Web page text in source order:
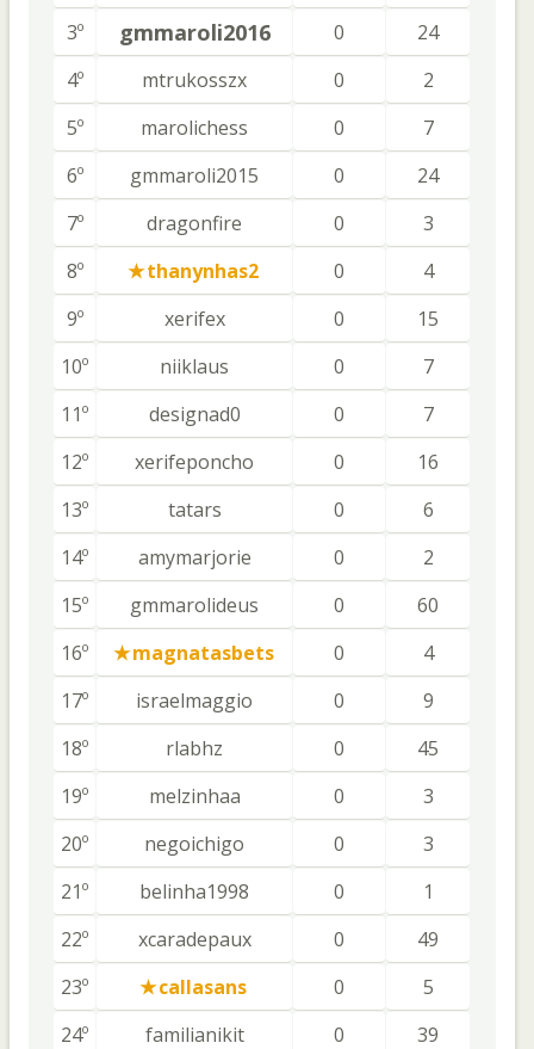
3º
gmmaroli2016 0
24
4º
mtrukosszx 0
2
5º
marolichess 0
7
6º
gmmaroli2015 0
24
7º
dragonfire 0
3
8º
thanynhas2 0
4
9º
xerifex 0
15
10º
niiklaus 0
7
11º
designad0 0
7
12º
xerifeponcho 0
16
13º
tatars 0
6
14º
amymarjorie 0
2
15º
gmmarolideus 0
60
16º
magnatasbets 0
4
17º
israelmaggio 0
9
18º
rlabhz 0
45
19º
melzinhaa 0
3
20º
negoichigo 0
3
21º
belinha1998 0
1
22º
xcaradepaux 0
49
23º
callasans 0
5
24º
familianikit 0 39